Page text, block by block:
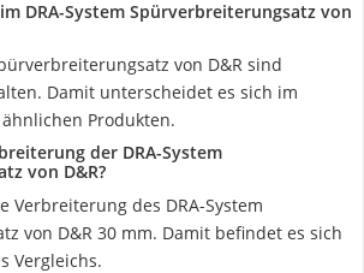
DRA-System Spürverbreiterungsatz von
von D&R sind
Damit unterscheidet es sich im
Produkten.
der DRA-System
von D&R?
Verbreiterung des DRA-System
von D&R 30 mm. Damit befindet es sich
Vergleichs.